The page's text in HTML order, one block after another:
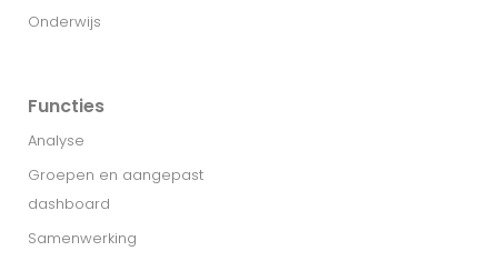
Onderwijs
Functies
Analyse
Groepen en aangepast
dashboard
Samenwerking